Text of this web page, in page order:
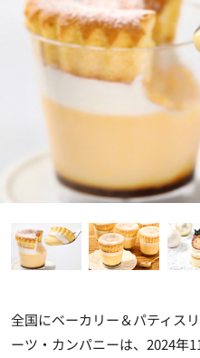
全国にベーカリー＆パティス
ーツ・カンパニーは、2024年